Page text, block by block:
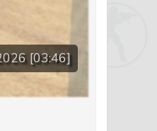
[03:46]